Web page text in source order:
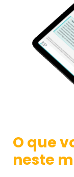
O que
neste